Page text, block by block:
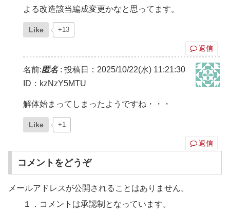
よる改造該当編成変更かなと思ってます。
Like +13
返信
名前:匿名: 投稿日：2025/10/22(水) 11:21:30
ID：kzNzY5MTU
解体始まってしまったようですね・・・
Like +1
返信
コメントをどうぞ
メールアドレスが公開されることはありません。
１．コメントは承認制となっています。